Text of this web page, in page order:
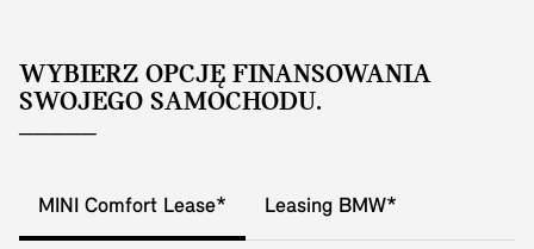
WYBIERZ OPCJĘ FINANSOWANIA
SWOJEGO SAMOCHODU.
MINI Comfort Lease* Leasing BMW*